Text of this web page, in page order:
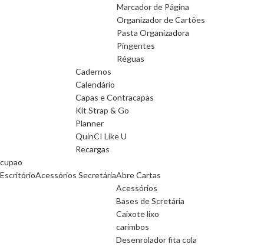
Marcador de Página
Organizador de Cartões
Pasta Organizadora
Pingentes
Réguas
Cadernos
Calendário
Capas e Contracapas
Kit Strap & Go
Planner
QuinCI Like U
Recargas
cupao
EscritórioAcessórios SecretáriaAbre Cartas
Acessórios
Bases de Scretária
Caixote lixo
carimbos
Desenrolador fita cola